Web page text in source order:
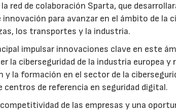
red de colaboración Sparta, que
para avanzar en el ámbito de la
los transportes y la industria.
impulsar innovaciones clave en este
la ciberseguridad de la industria europea y
la formación en el sector de la
centros de referencia en seguridad digital.
de las empresas y una